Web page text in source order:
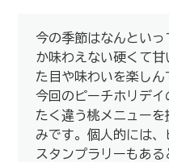
今の季節はなんとい
か味わえない硬くて
た目や味わいを楽しん
今回のピーチホリデイ
たく違う桃メニュー
みです。個人的には
スタンプラリーもある